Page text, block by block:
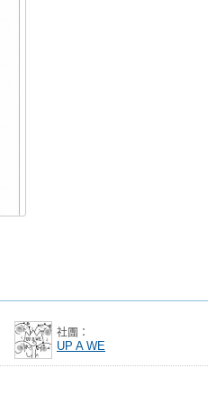
社團：
UP A WE